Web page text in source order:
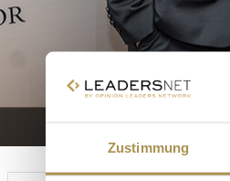
Zustimmung